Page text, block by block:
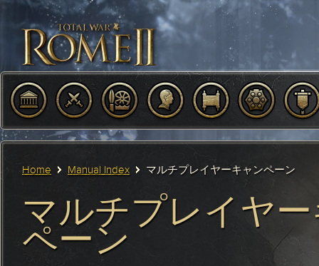
?
Home Manual Index マルチプレイヤーキャンペーン
マルチプレイヤ
ペーン